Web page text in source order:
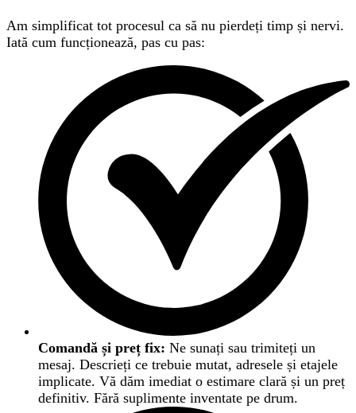
Am simplificat tot procesul ca să nu pierdeți timp și nervi.
Iată cum funcționează, pas cu pas:
Comandă și preț fix: Ne sunați sau trimiteți un
mesaj. Descrieți ce trebuie mutat, adresele și etajele
implicate. Vă dăm imediat o estimare clară și un preț
definitiv. Fără suplimente inventate pe drum.